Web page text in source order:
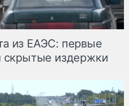
из ЕАЭС: первые
скрытые издержки